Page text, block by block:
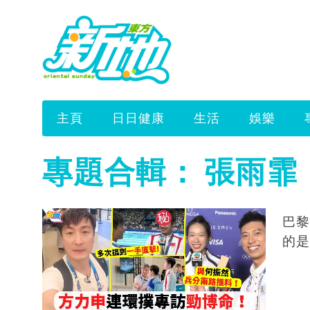
主頁 日日健康 生活 娛樂
專題合輯： 張雨霏
巴
的